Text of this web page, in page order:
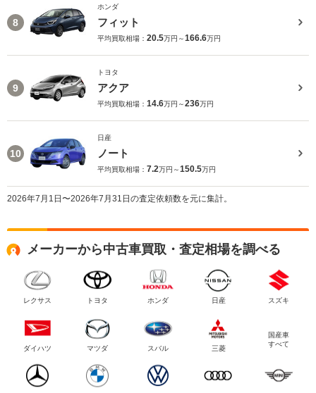
8
ホンダ
フィット
平均買取相場： 20.5万円～166.6万円
9
トヨタ
アクア
平均買取相場： 14.6万円～236万円
10
日産
ノート
平均買取相場： 7.2万円～150.5万円
2026年7月1日〜2026年7月31日の査定依頼数を元に集計。
メーカーから中古車買取・査定相場を調べる
レクサス トヨタ ホンダ 日産 スズキ
ダイハツ マツダ スバル 三菱
国産車
すべて